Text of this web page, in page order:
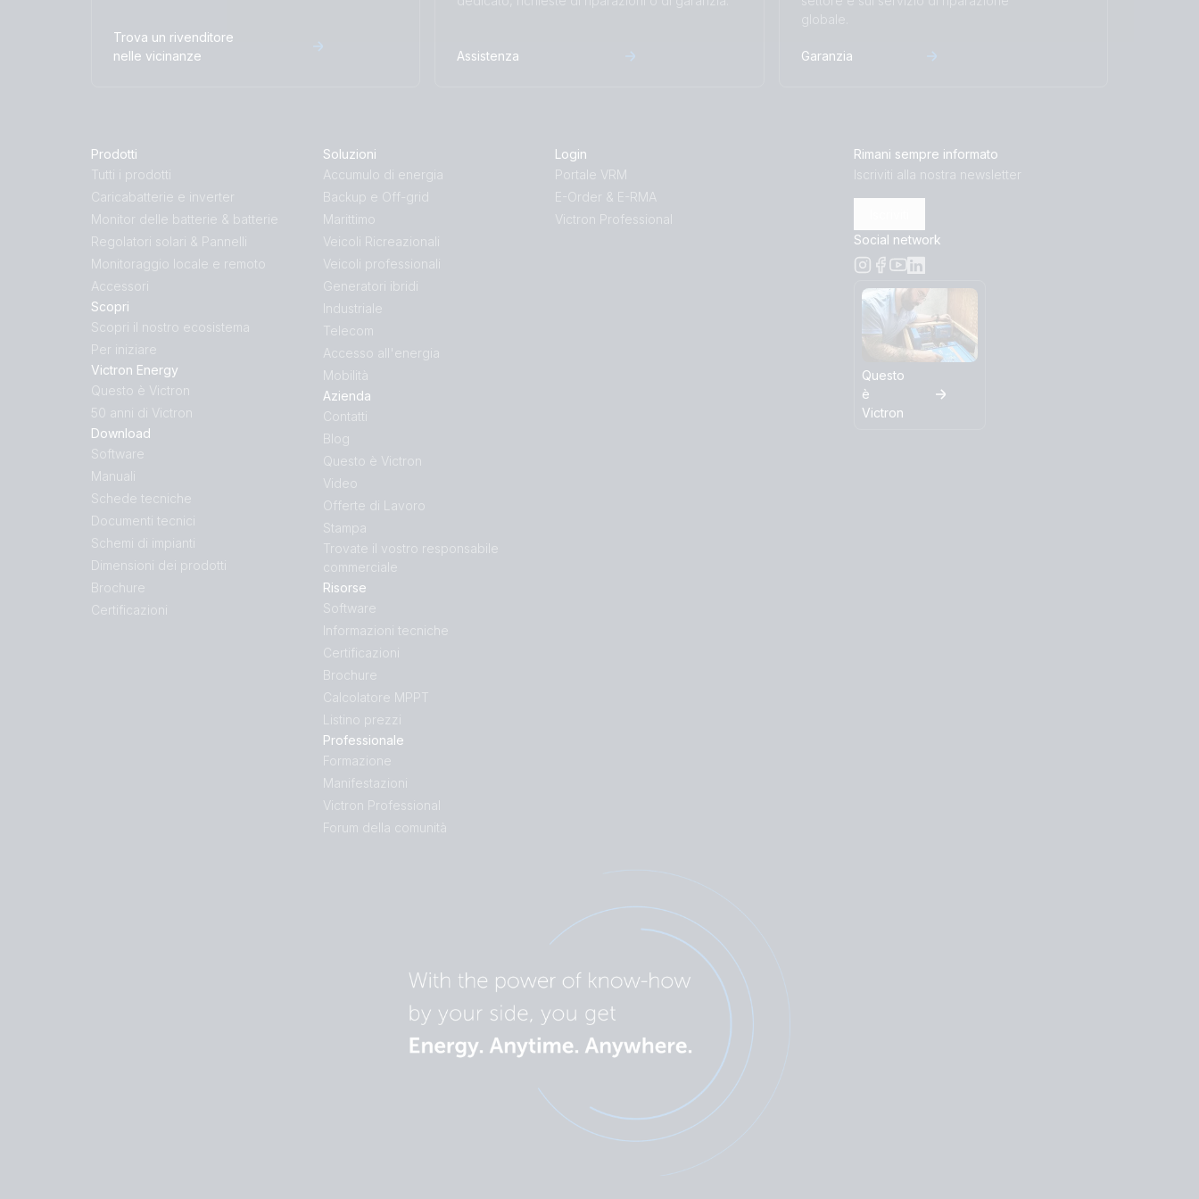
Trova un rivenditore
nelle vicinanze
Assistenza
globale.
Garanzia
Prodotti
Tutti i prodotti
Caricabatterie e inverter
Monitor delle batterie & batterie
Regolatori solari & Pannelli
Monitoraggio locale e remoto
Accessori
Scopri
Scopri il nostro ecosistema
Per iniziare
Victron Energy
Questo è Victron
50 anni di Victron
Download
Software
Manuali
Schede tecniche
Documenti tecnici
Schemi di impianti
Dimensioni dei prodotti
Brochure
Certificazioni
Soluzioni
Accumulo di energia
Backup e Off-grid
Marittimo
Veicoli Ricreazionali
Veicoli professionali
Generatori ibridi
Industriale
Telecom
Accesso all'energia
Mobilità
Azienda
Contatti
Blog
Questo è Victron
Video
Offerte di Lavoro
Stampa
Trovate il vostro responsabile
commerciale
Risorse
Software
Informazioni tecniche
Certificazioni
Brochure
Calcolatore MPPT
Listino prezzi
Professionale
Formazione
Manifestazioni
Victron Professional
Forum della comunità
Login
Portale VRM
E-Order & E-RMA
Victron Professional
Rimani sempre informato
Iscriviti alla nostra newsletter
Social network
Questo
è
Victron